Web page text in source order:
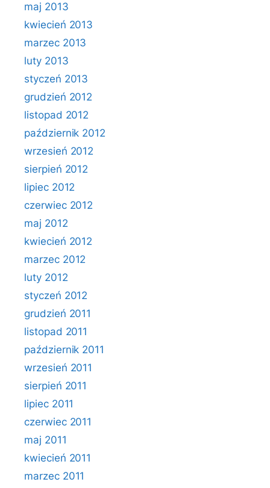
maj 2013
kwiecień 2013
marzec 2013
luty 2013
styczeń 2013
grudzień 2012
listopad 2012
październik 2012
wrzesień 2012
sierpień 2012
lipiec 2012
czerwiec 2012
maj 2012
kwiecień 2012
marzec 2012
luty 2012
styczeń 2012
grudzień 2011
listopad 2011
październik 2011
wrzesień 2011
sierpień 2011
lipiec 2011
czerwiec 2011
maj 2011
kwiecień 2011
marzec 2011